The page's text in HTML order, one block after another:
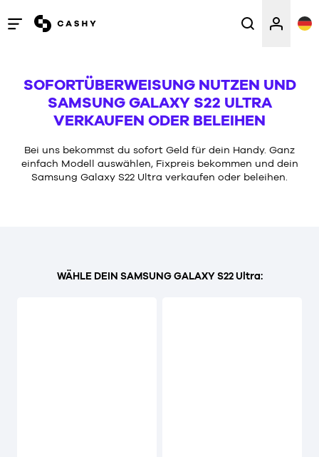
Menü
schließen
SOFORTÜBERWEISUNG NUTZEN UND
SAMSUNG GALAXY S22 ULTRA
VERKAUFEN ODER BELEIHEN
Bei uns bekommst du sofort Geld für dein Handy. Ganz
einfach Modell auswählen, Fixpreis bekommen und dein
Samsung Galaxy S22 Ultra verkaufen oder beleihen.
WÄHLE DEIN SAMSUNG GALAXY S22 Ultra: